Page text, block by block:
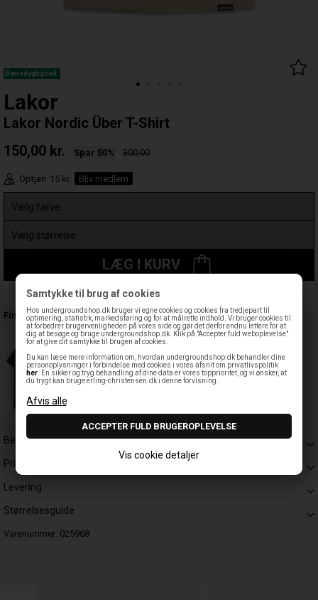
Samtykke til brug af cookies
Hos undergroundshop.dk bruger vi egne cookies og cookies fra tredjepart til
optimering, statistik, markedsføring og for at målrette indhold. Vi bruger cookies til
at forbedrer brugervenligheden på vores side og gør det derfor endnu lettere for at
dig at besøge og bruge undergroundshop.dk. Klik på "Accepter fuld weboplevelse"
for at give dit samtykke til brugen af cookies.
Du kan læse mere information om, hvordan undergroundshop.dk behandler dine
personoplysninger i forbindelse med cookies i vores afsnit om privatlivspolitik
her . En sikker og tryg behandling af dine data er vores topprioritet, og vi ønsker, at
du trygt kan bruge erling-christensen.dk i denne forvisning.
Vis cookie detaljer
Bæredygtighed
Lakor
Lakor Nordic Über T-Shirt
150,00 kr. Spar 50% 300,00
Optjen 15 kr. Bliv medlem
LÆG I KURV
Leveringstid: 1-3 hverdage
Findes også:
Beskrivelse
Prisgaranti
Levering
Størrelsesguide
Varenummer: 025968